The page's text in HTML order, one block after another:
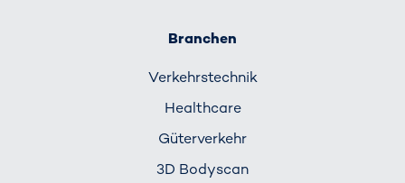
Branchen
Verkehrs­technik
Healthcare
Güterverkehr
3D Bodyscan